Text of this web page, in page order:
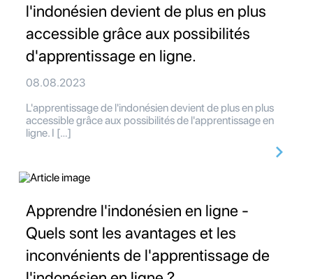
l'indonésien devient de plus en plus
accessible grâce aux possibilités
d'apprentissage en ligne.
08.08.2023
L'apprentissage de l'indonésien devient de plus en plus
accessible grâce aux possibilités de l'apprentissage en
ligne. I […]
Apprendre l'indonésien en ligne -
Quels sont les avantages et les
inconvénients de l'apprentissage de